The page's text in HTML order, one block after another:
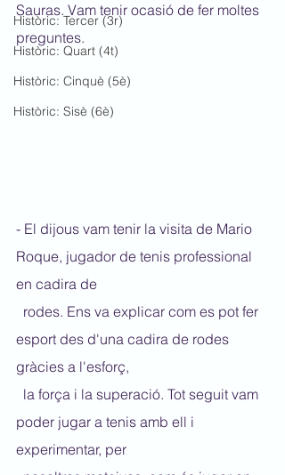
Històric: Tercer (3r)
Històric: Quart (4t)
Històric: Cinquè (5è)
Històric: Sisè (6è)
Sauras. Vam tenir ocasió de fer moltes
preguntes.
- El dijous vam tenir la visita de Mario
Roque, jugador de tenis professional
en cadira de
esport des d'una cadira de rodes
gràcies a l'esforç,
poder jugar a tenis amb ell i
experimentar, per